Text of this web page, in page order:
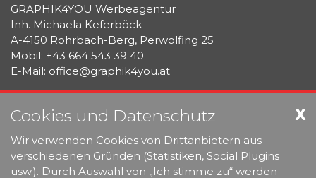
GRAPHIK4YOU Werbeagentur
Inh. Michaela Keferböck
A-4150 Rohrbach-Berg, Perwolfing 25
Mobil: +43 664 543 39 40
E-Mail: office@graphik4you.at
DRUCKMANAGEMENT & LOGISTIK
MOBILE AUSSTELLUNGSSYSTEME
X
Cookies und Datenschutz
Wir verwenden Cookies von Drittanbietern aus
verschiedenen Gründen (Statistiken, Social Plugins
usw.). Durch Auswahl von „Ich stimme zu“ werden